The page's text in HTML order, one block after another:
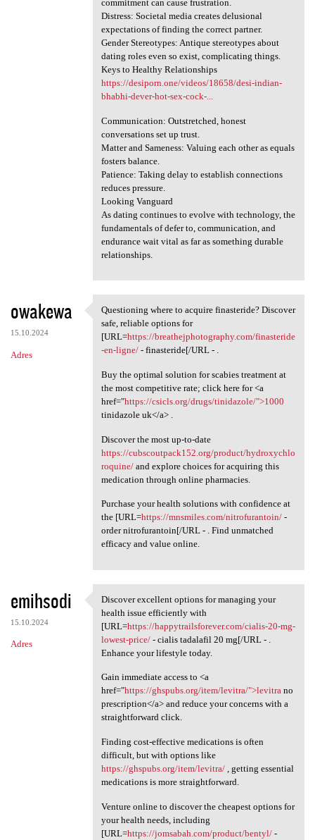
commitment can cause frustration.
Distress: Societal media creates delusional
expectations of finding the correct partner.
Gender Stereotypes: Antique stereotypes about
dating roles even so exist, complicating things.
Keys to Healthy Relationships
https://desiporn.one/videos/18658/desi-indian-
bhabhi-dever-hot-sex-cock-...
Communication: Outstretched, honest
conversations set up trust.
Matter and Sameness: Valuing each other as equals
fosters balance.
Patience: Taking delay to establish connections
reduces pressure.
Looking Vanguard
As dating continues to evolve with technology, the
fundamentals of defer to, communication, and
endurance wait vital as far as something durable
relationships.
owakewa
15.10.2024
Adres
Questioning where to acquire
Questioning where to acquire finasteride? Discover
safe, reliable options for
[URL=https://breathejphotography.com/finasteride
-en-ligne/- finasteride[/URL - .
Buy the optimal solution for scabies treatment at
the most competitive rate; click here for <a
href="https://csicls.org/drugs/tinidazole/">1000
tinidazole uk</a> .
Discover the most up-to-date
https://cubscoutpack152.org/product/hydroxychlo
roquine/and explore choices for acquiring this
medication through online pharmacies.
Purchase your health solutions with confidence at
the [URL=https://mnsmiles.com/nitrofurantoin/-
order nitrofurantoin[/URL - . Find unmatched
efficacy and value online.
emihsodi
15.10.2024
Adres
Discover excellent options
Discover excellent options for managing your
health issue efficiently with
[URL=https://happytrailsforever.com/cialis-20-mg-
lowest-price/- cialis tadalafil 20 mg[/URL - .
Enhance your lifestyle today.
Gain immediate access to <a
href="https://ghspubs.org/item/levitra/">levitrano
prescription</a> and reduce your concerns with a
straightforward click.
Finding cost-effective medications is often
difficult, but with options like
https://ghspubs.org/item/levitra/, getting essential
medications is more straightforward.
Venture online to discover the cheapest options for
your health needs, including
[URL=https://jomsabah.com/product/bentyl/-